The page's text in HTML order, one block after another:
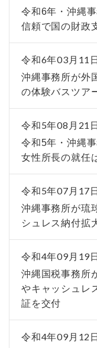
令和6年・沖縄
信頼で国の財政
令和6年03月11
沖縄事務所が外
の体験バスツア
令和5年08月21
令和5年・沖縄
女性所長の就任
令和5年07月17
沖縄事務所が琉
シュレス納付拡
令和4年09月19
沖縄国税事務所
やキャッシュレ
証を交付
令和4年09月12